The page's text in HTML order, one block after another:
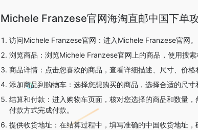
Michele Franzese官网海淘直邮中国下单
访问Michele Franzese官网：进入Michele Franzese官网。
浏览商品：浏览Michele Franzese官网上的商品，使用搜
商品详情：点击您喜欢的商品，查看详细描述、尺寸、价格
添加商品到购物车：选择您想购买的商品，选择合适的尺寸
结算和付款：进入购物车页面，核对您选择的商品和数量
付款方式完成付款。
提供收货地址：在结算过程中，填写准确的中国收货地址